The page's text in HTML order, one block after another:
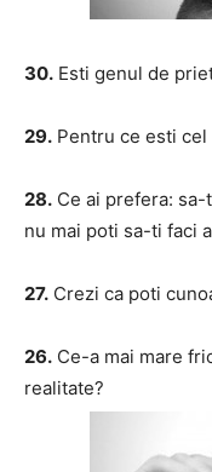
30. Esti genul de
29. Pentru ce esti
28. Ce ai prefera:
nu mai poti sa-ti faci
27. Crezi ca poti
26. Ce-a mai mare
realitate?